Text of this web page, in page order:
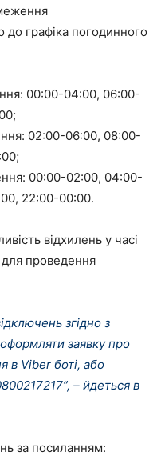
до графіка погодинного
00:00-04:00, 06:00-
02:00-06:00, 08:00-
00:00-02:00, 04:00-
22:00-00:00.
відхилень у часі
проведення
згідно з
заявку про
в Viber боті, або
– йдеться в
за посиланням: